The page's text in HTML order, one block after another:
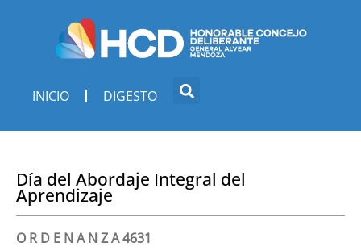
INICIO DIGESTO
Día del Abordaje Integral del
Aprendizaje
O R D E N A N Z A 4631